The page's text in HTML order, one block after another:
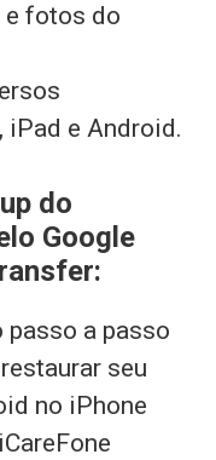
e fotos do
e Android.
do
Google
passo a passo
seu
no iPhone